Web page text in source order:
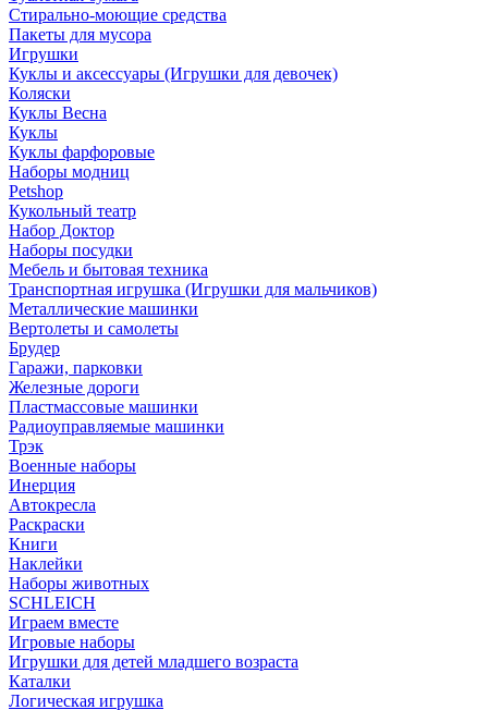
Стирально-моющие средства
Пакеты для мусора
Игрушки
Куклы и аксессуары (Игрушки для девочек)
Коляски
Куклы Весна
Куклы
Куклы фарфоровые
Наборы модниц
Petshop
Кукольный театр
Набор Доктор
Наборы посудки
Мебель и бытовая техника
Транспортная игрушка (Игрушки для мальчиков)
Металлические машинки
Вертолеты и самолеты
Брудер
Гаражи, парковки
Железные дороги
Пластмассовые машинки
Радиоуправляемые машинки
Трэк
Военные наборы
Инерция
Автокресла
Раскраски
Книги
Наклейки
Наборы животных
SCHLEICH
Играем вместе
Игровые наборы
Игрушки для детей младшего возраста
Каталки
Логическая игрушка